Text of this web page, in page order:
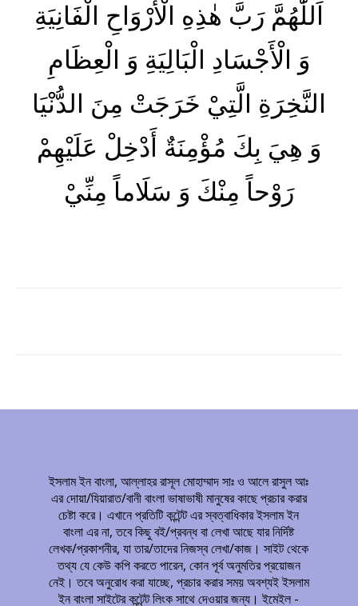
اَللّٰهُمَّ رَبَّ هٰذِهِ الْأَرْوَاحِ الْفَانِيَةِ
وَ الْأَجْسَادِ الْبَالِيَةِ وَ الْعِظَامِ
النَّخِرَةِ الَّتِيْ خَرَجَتْ مِنَ الدُّنْيَا
وَ هِيَ بِكَ مُؤْمِنَةٌ أَدْخِلْ عَلَيْهِمْ
رَوْحاً مِنْكَ وَ سَلَاماً مِنِّيْ
ইসলাম ইন বাংলা, আল্লাহর রাসূল মোহাম্মাদ সাঃ ও আলে রাসুল আঃ
এর দোয়া/যিয়ারাত/বানী বাংলা ভাষাভাষী মানুষের কাছে প্রচার করার
চেষ্টা করে। এখানে প্রতিটি কন্টেন্ট এর স্বত্বাধিকার ইসলাম ইন
বাংলা এর না, তবে কিছু বই/প্রবন্ধ বা লেখা আছে যার নির্দিষ্ট
লেখক/প্রকাশনীর, যা তার/তাদের নিজস্ব লেখা/কাজ। সাইট থেকে
তথ্য যে কেউ কপি করতে পারেন, কোন পূর্ব অনুমতির প্রয়োজন
নেই। তবে অনুরোধ করা যাচ্ছে, প্রচার করার সময় অবশ্যই ইসলাম
ইন বাংলা সাইটের কন্টেন্ট লিংক সাথে দেওয়ার জন্য। ইমেইল -